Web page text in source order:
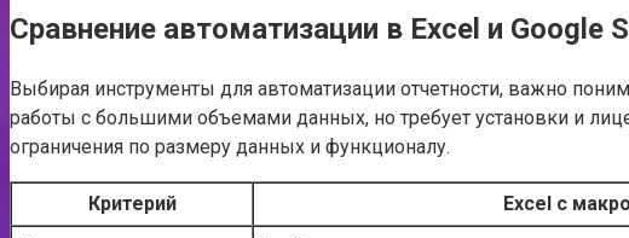
Сравнение автоматизации в Excel и
Выбирая инструменты для автоматизации отчетности, важно
работы с большими объемами данных, но требует установки и
ограничения по размеру данных и функционалу.
Критерий Excel с